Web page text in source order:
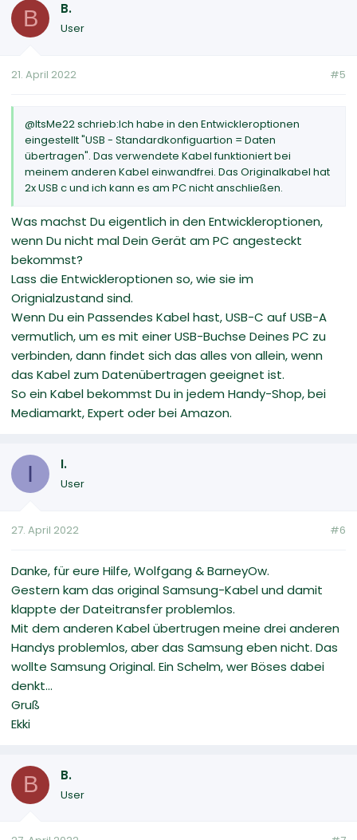
B B.
User
21. April 2022 #5
@ItsMe22 schrieb:Ich habe in den Entwickleroptionen
eingestellt "USB - Standardkonfiguartion = Daten
übertragen". Das verwendete Kabel funktioniert bei
meinem anderen Kabel einwandfrei. Das Originalkabel hat
2x USB c und ich kann es am PC nicht anschließen.
Was machst Du eigentlich in den Entwickleroptionen,
wenn Du nicht mal Dein Gerät am PC angesteckt
bekommst?
Lass die Entwickleroptionen so, wie sie im
Orignialzustand sind.
Wenn Du ein Passendes Kabel hast, USB-C auf USB-A
vermutlich, um es mit einer USB-Buchse Deines PC zu
verbinden, dann findet sich das alles von allein, wenn
das Kabel zum Datenübertragen geeignet ist.
So ein Kabel bekommst Du in jedem Handy-Shop, bei
Mediamarkt, Expert oder bei Amazon.
I I.
User
27. April 2022 #6
Danke, für eure Hilfe, Wolfgang & BarneyOw.
Gestern kam das original Samsung-Kabel und damit
klappte der Dateitransfer problemlos.
Mit dem anderen Kabel übertrugen meine drei anderen
Handys problemlos, aber das Samsung eben nicht. Das
wollte Samsung Original. Ein Schelm, wer Böses dabei
denkt...
Gruß
Ekki
B B.
User